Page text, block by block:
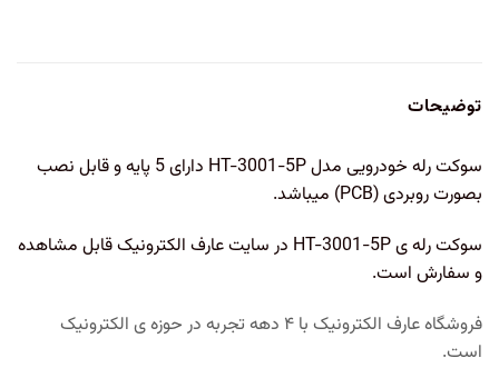
توضیحات
سوکت رله خودرویی مدل HT-3001-5P دارای 5 پایه و قابل نصب
بصورت روبردی (PCB) میباشد.
سوکت رله ی HT-3001-5P در سایت عارف الکترونیک قابل مشاهده
و سفارش است.
فروشگاه عارف الکترونیک با ۴ دهه تجربه در حوزه ی الکترونیک
است.